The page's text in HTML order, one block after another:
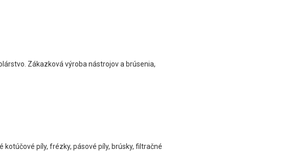
Zákazková výroba nástrojov a brúsenia,
píly, frézky, pásové píly, brúsky, filtračné